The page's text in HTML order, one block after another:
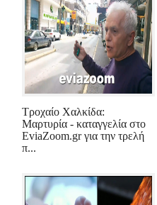
Τροχαίο Χαλκίδα:
Μαρτυρία - καταγγελία στο
EviaZoom.gr για την τρελή
π...